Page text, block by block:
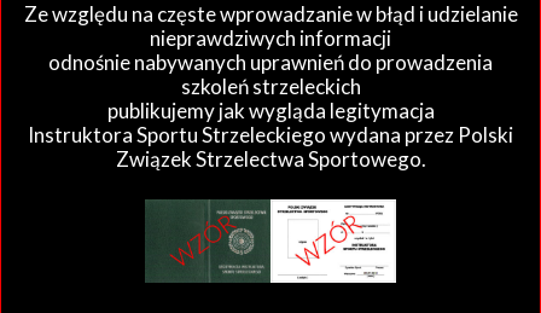
Ze względu na częste wprowadzanie w błąd i udzielanie
nieprawdziwych informacji
odnośnie nabywanych uprawnień do prowadzenia
szkoleń strzeleckich
publikujemy jak wygląda legitymacja
Instruktora Sportu Strzeleckiego wydana przez Polski
Związek Strzelectwa Sportowego.